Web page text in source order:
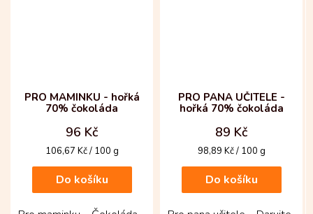
PRO MAMINKU - hořká
70% čokoláda
96 Kč
Měrná
106,67 Kč / 100 g
Do košíku
PRO PANA UČITELE -
hořká 70% čokoláda
89 Kč
Měrná
98,89 Kč / 100 g
Do košíku